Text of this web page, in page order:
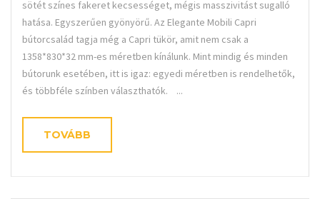
sötét színes fakeret kecsességet, mégis masszivitást sugalló
hatása. Egyszerűen gyönyörű. Az Elegante Mobili Capri
bútorcsalád tagja még a Capri tükör, amit nem csak a
1358*830*32 mm-es méretben kínálunk. Mint mindig és minden
bútorunk esetében, itt is igaz: egyedi méretben is rendelhetők,
és többféle színben választhatók. ...
TOVÁBB